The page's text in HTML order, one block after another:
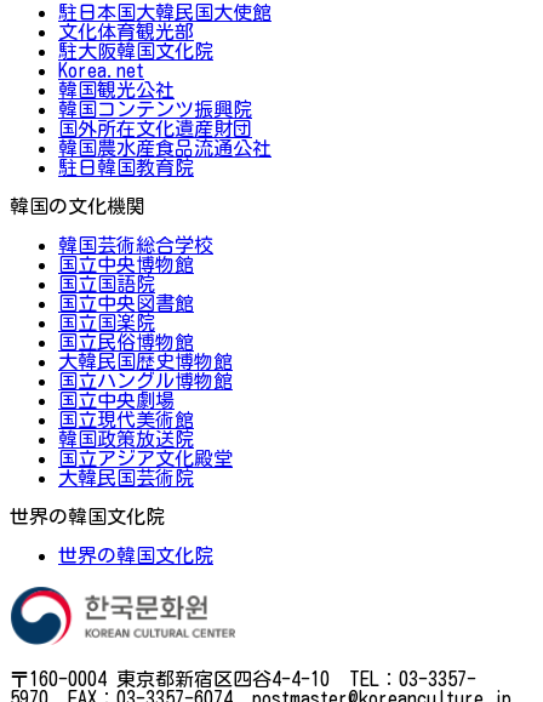
駐日本国大韓民国大使館
文化体育観光部
駐大阪韓国文化院
Korea.net
韓国観光公社
韓国コンテンツ振興院
国外所在文化遺産財団
韓国農水産食品流通公社
駐日韓国教育院
韓国の文化機関
韓国芸術総合学校
国立中央博物館
国立国語院
国立中央図書館
国立国楽院
国立民俗博物館
大韓民国歴史博物館
国立ハングル博物館
国立中央劇場
国立現代美術館
韓国政策放送院
国立アジア文化殿堂
大韓民国芸術院
世界の韓国文化院
世界の韓国文化院
〒160-0004 東京都新宿区四谷4-4-10 TEL：03-3357-